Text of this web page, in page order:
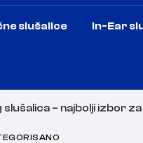
slušalice In-Ear
slušalica – najbolji izbor